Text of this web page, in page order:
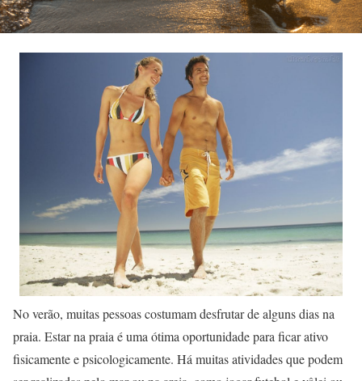
No verão, muitas pessoas costumam desfrutar de alguns dias na
praia. Estar na praia é uma ótima oportunidade para ficar ativo
fisicamente e psicologicamente. Há muitas atividades que podem